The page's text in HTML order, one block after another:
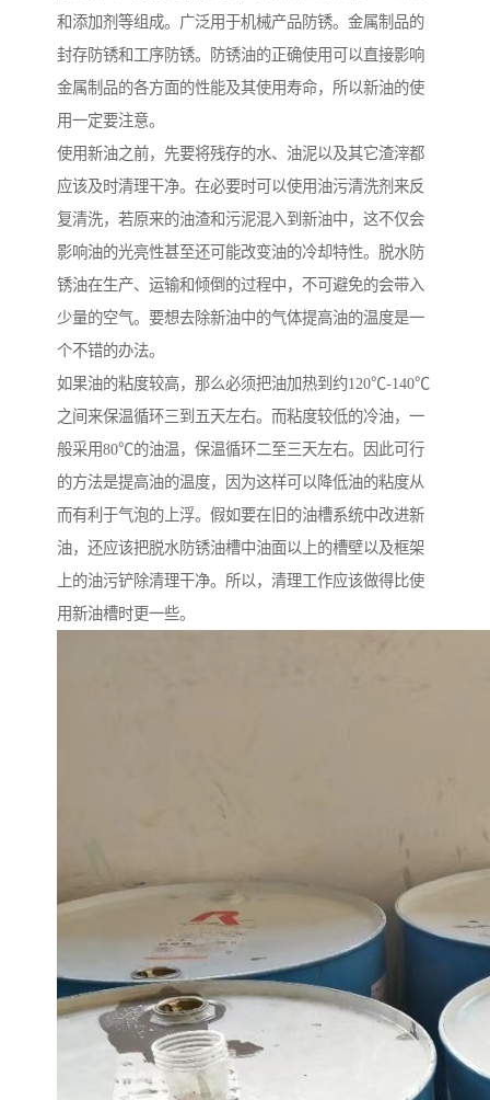
和添加剂等组成。广泛用于机械产品防锈。金属制品的
封存防锈和工序防锈。防锈油的正确使用可以直接影响
金属制品的各方面的性能及其使用寿命，所以新油的使
用一定要注意。
使用新油之前，先要将残存的水、油泥以及其它渣滓都
应该及时清理干净。在必要时可以使用油污清洗剂来反
复清洗，若原来的油渣和污泥混入到新油中，这不仅会
影响油的光亮性甚至还可能改变油的冷却特性。脱水防
锈油在生产、运输和倾倒的过程中，不可避免的会带入
少量的空气。要想去除新油中的气体提高油的温度是一
个不错的办法。
如果油的粘度较高，那么必须把油加热到约120℃-140℃
之间来保温循环三到五天左右。而粘度较低的冷油，一
般采用80℃的油温，保温循环二至三天左右。因此可行
的方法是提高油的温度，因为这样可以降低油的粘度从
而有利于气泡的上浮。假如要在旧的油槽系统中改进新
油，还应该把脱水防锈油槽中油面以上的槽壁以及框架
上的油污铲除清理干净。所以，清理工作应该做得比使
用新油槽时更一些。